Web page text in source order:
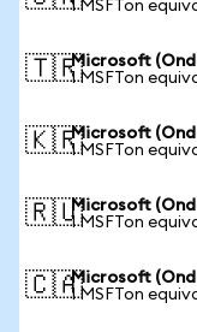
1 MSFTon
🇹🇷Microsoft
1 MSFTon
🇰🇷Microsoft
1 MSFTon
🇷🇺Microsoft
1 MSFTon
🇨🇦Microsoft
1 MSFTon